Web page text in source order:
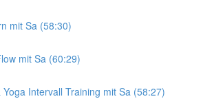
mit Sa (58:30)
mit Sa (60:29)
Yoga Intervall Training mit Sa (58:27)